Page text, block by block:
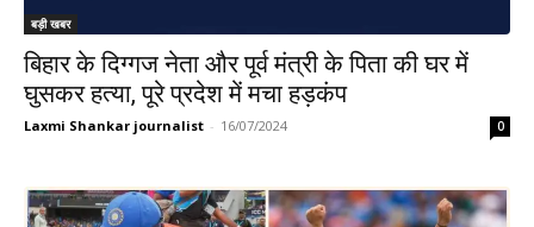
बड़ी खबर
बिहार के दिग्गज नेता और पूर्व मंत्री के पिता की घर में
घुसकर हत्या, पूरे प्रदेश में मचा हड़कंप
Laxmi Shankar journalist - 16/07/2024 0